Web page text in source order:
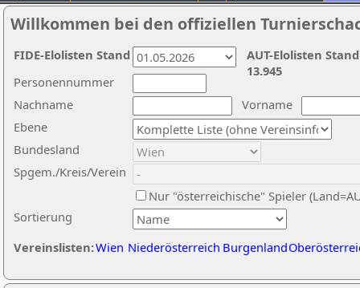
Willkommen bei den offiziellen
Nachname
Vorname
Ebene
Sortierung
Personennummer
Bundesland
Spgem./Kreis/Verein
Nur "österreichische" Spieler
Vereinslisten:Wien Niederösterreich Burgenland
AUT-Elolisten
13.945
FIDE-Elolisten Stand